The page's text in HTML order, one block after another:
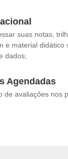
suas notas,
e material didático
dados;
Agendadas
de avaliações nos